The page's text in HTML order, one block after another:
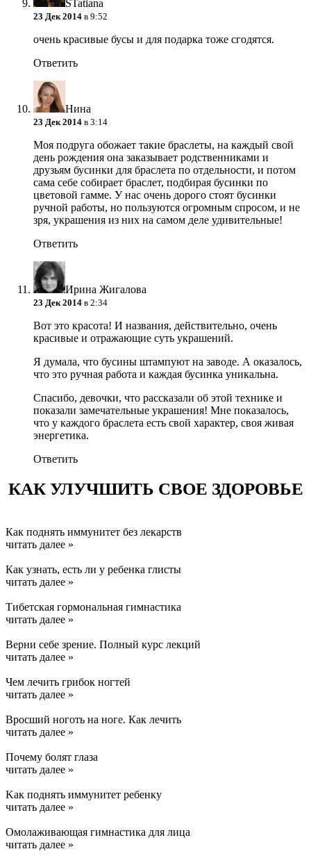
STatiana
23 Дек 2014 в 9:52
очень красивые бусы и для подарка тоже сгодятся.
Ответить
Нина
23 Дек 2014 в 3:14
Моя подруга обожает такие браслеты, на каждый свой
день рождения она заказывает родственниками и
друзьям бусинки для браслета по отдельности, и потом
сама себе собирает браслет, подбирая бусинки по
цветовой гамме. У нас очень дорого стоят бусинки
ручной работы, но пользуются огромным спросом, и не
зря, украшения из них на самом деле удивительные!
Ответить
Ирина Жигалова
23 Дек 2014 в 2:34
Вот это красота! И названия, действительно, очень
красивые и отражающие суть украшений.
Я думала, что бусины штампуют на заводе. А оказалось,
что это ручная работа и каждая бусинка уникальна.
Спасибо, девочки, что рассказали об этой технике и
показали замечательные украшения! Мне показалось,
что у каждого браслета есть свой характер, своя живая
энергетика.
Ответить
КАК УЛУЧШИТЬ СВОЕ ЗДОРОВЬЕ
Как поднять иммунитет без лекарств
читать далее »
Как узнать, есть ли у ребенка глисты
читать далее »
Тибетская гормональная гимнастика
читать далее »
Верни себе зрение. Полный курс лекций
читать далее »
Чем лечить грибок ногтей
читать далее »
Вросший ноготь на ноге. Как лечить
читать далее »
Почему болят глаза
читать далее »
Kак поднять иммунитет ребенку
читать далее »
Омолаживающая гимнастика для лица
читать далее »